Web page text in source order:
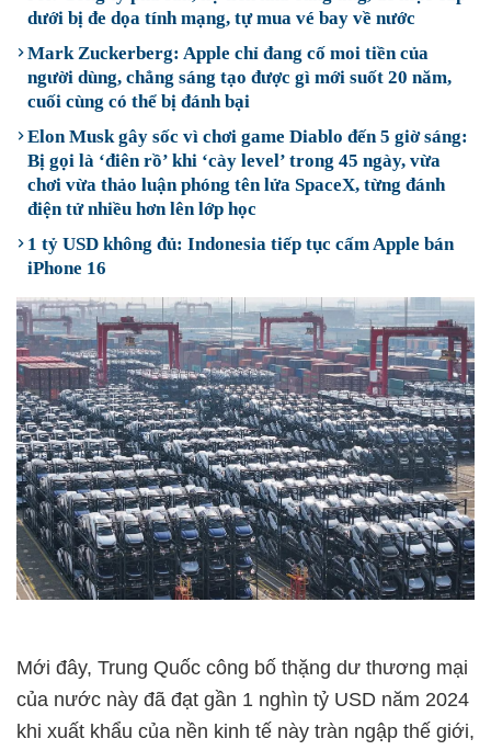
dưới bị đe dọa tính mạng, tự mua vé bay về nước
Mark Zuckerberg: Apple chỉ đang cố moi tiền của
người dùng, chẳng sáng tạo được gì mới suốt 20 năm,
cuối cùng có thể bị đánh bại
Elon Musk gây sốc vì chơi game Diablo đến 5 giờ sáng:
Bị gọi là ‘điên rồ’ khi ‘cày level’ trong 45 ngày, vừa
chơi vừa thảo luận phóng tên lửa SpaceX, từng đánh
điện tử nhiều hơn lên lớp học
1 tỷ USD không đủ: Indonesia tiếp tục cấm Apple bán
iPhone 16
Mới đây, Trung Quốc công bố thặng dư thương mại
của nước này đã đạt gần 1 nghìn tỷ USD năm 2024
khi xuất khẩu của nền kinh tế này tràn ngập thế giới,